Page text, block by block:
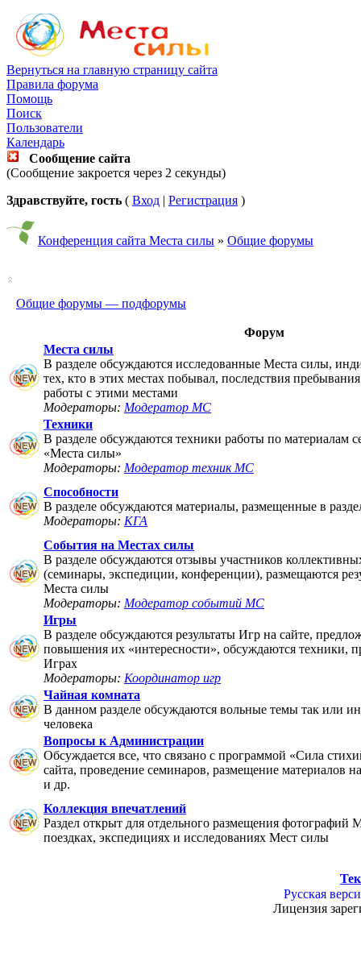
Вернуться на главную страницу сайта
Правила форума
Помощь
Поиск
Пользователи
Календарь
Сообщение сайта
(Сообщение закроется через 2 секунды)
Здравствуйте, гость ( Вход | Регистрация )
Конференция сайта Места силы » Общие форумы
Общие форумы — подфорумы
Форум
Места силы
В разделе обсуждаются исследованные Места силы,
тех, кто в этих местах побывал, последствия
работы с этими местами
Модераторы: Модератор МС
Техники
В разделе обсуждаются техники работы по материалам
«Места силы»
Модераторы: Модератор техник МС
Способности
В разделе обсуждаются материалы, размещенные в
Модераторы: КГА
События на Местах силы
В разделе обсуждаются отзывы участников
(семинары, экспедиции, конференции), размещаются
Места силы
Модераторы: Модератор событий МС
Игры
В разделе обсуждаются результаты Игр на сайте,
повышения их «интересности», обсуждаются техники,
Играх
Модераторы: Координатор игр
Чайная комната
В данном разделе обсуждаются вольные темы так или
человека
Вопросы к Администрации
Обсуждается все, что связано с программой «Сила
сайта, проведение семинаров, размещение материалов
и др.
Коллекция впечатлений
Раздел открыт для отдельного размещения фотографий
поездках, экспедициях и исследованиях Мест силы
Русская
Лицензия